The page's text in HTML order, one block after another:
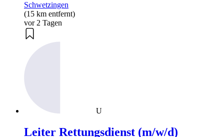
Schwetzingen
(15 km entfernt)
vor 2 Tagen
U
Leiter Rettungsdienst (m/w/d)